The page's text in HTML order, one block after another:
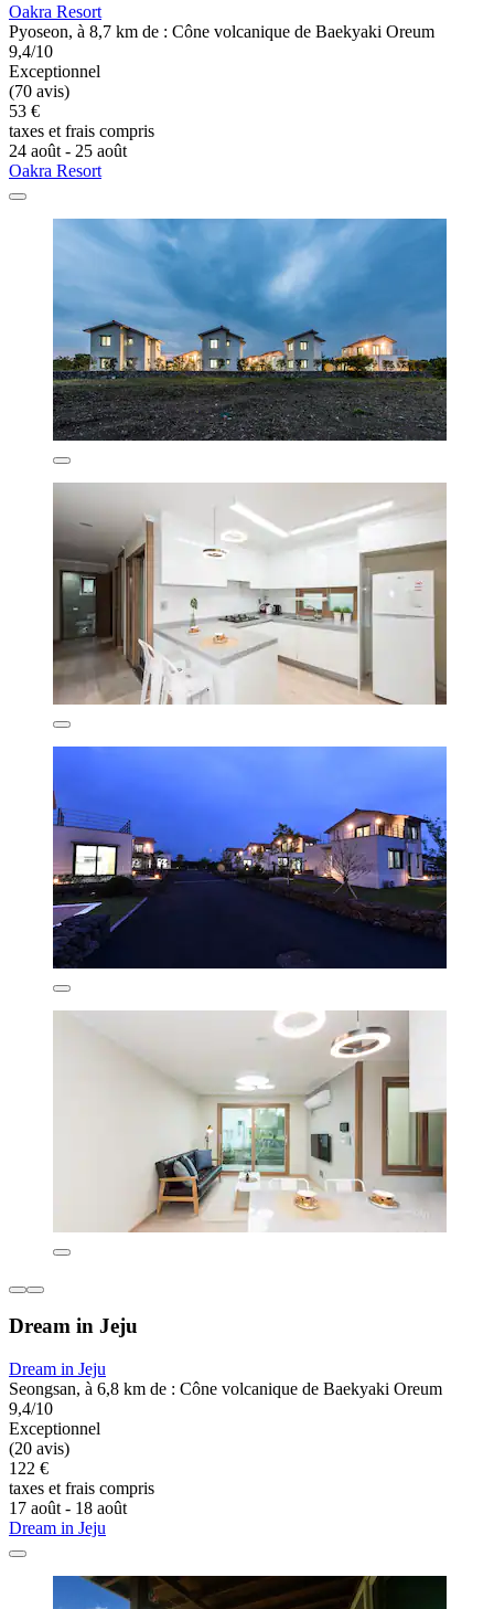
Oakra Resort
Pyoseon, à 8,7 km de : Cône volcanique de Baekyaki Oreum
9,4/10
Exceptionnel
(70 avis)
53 €
taxes et frais compris
24 août - 25 août
Oakra Resort
Dream in Jeju
Dream in Jeju
Seongsan, à 6,8 km de : Cône volcanique de Baekyaki Oreum
9,4/10
Exceptionnel
(20 avis)
122 €
taxes et frais compris
17 août - 18 août
Dream in Jeju